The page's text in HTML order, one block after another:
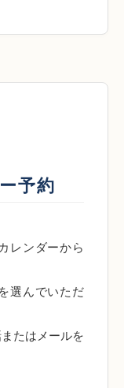
予約
レンダーから
選んでいただ
たはメールを